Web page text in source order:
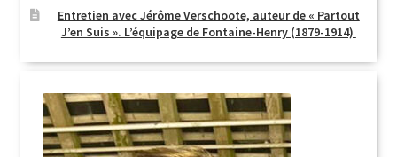
Entretien avec Jérôme Verschoote, auteur de « Partout
J’en Suis ». L’équipage de Fontaine-Henry (1879-1914)